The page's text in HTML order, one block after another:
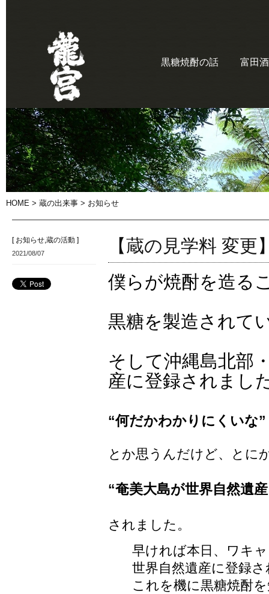
黒糖焼酎の話 富田
HOME > 蔵の出来事 > お知らせ
[ お知らせ,蔵の活動 ]
2021/08/07
【蔵の見学料 変更
僕らが焼酎を造る
黒糖を製造されて
そして沖縄島北部
産に登録されまし
“何だかわかりにくいな”
とか思うんだけど、とに
“奄美大島が世界自然遺
されました。
早ければ本日、ワキ
世界自然遺産に登録
これを機に黒糖焼酎